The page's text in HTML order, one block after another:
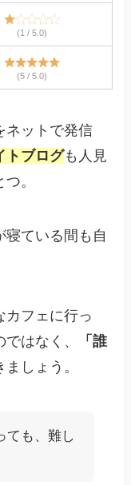
(1 / 5.0)
(5 / 5.0)
ネットで発信
トブログも人見
。
ている間も自
カフェに行っ
はなく、
「誰
しょう。
ても、難し